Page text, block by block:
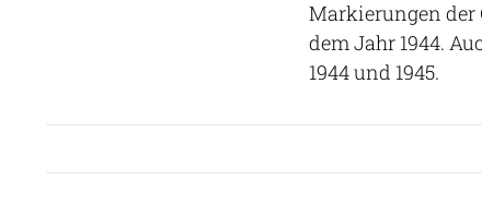
Markierungen der
dem Jahr 1944.
1944 und 1945.